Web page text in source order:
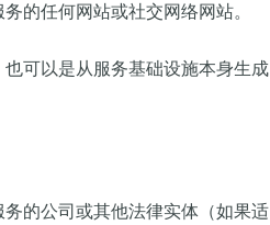
的任何网站或社交网络网站。
可以是从服务基础设施本身生成
的公司或其他法律实体（如果适